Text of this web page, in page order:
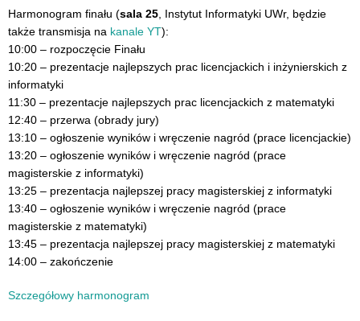
Harmonogram finału (sala 25, Instytut Informatyki UWr, będzie
także transmisja na kanale YT):
10:00 – rozpoczęcie Finału
10:20 – prezentacje najlepszych prac licencjackich i inżynierskich z
informatyki
11:30 – prezentacje najlepszych prac licencjackich z matematyki
12:40 – przerwa (obrady jury)
13:10 – ogłoszenie wyników i wręczenie nagród (prace licencjackie)
13:20 – ogłoszenie wyników i wręczenie nagród (prace
magisterskie z informatyki)
13:25 – prezentacja najlepszej pracy magisterskiej z informatyki
13:40 – ogłoszenie wyników i wręczenie nagród (prace
magisterskie z matematyki)
13:45 – prezentacja najlepszej pracy magisterskiej z matematyki
14:00 – zakończenie
Szczegółowy harmonogram